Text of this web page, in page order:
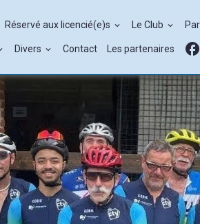
Réservé aux licencié(e)s Le Club
Divers Contact Les partenaires